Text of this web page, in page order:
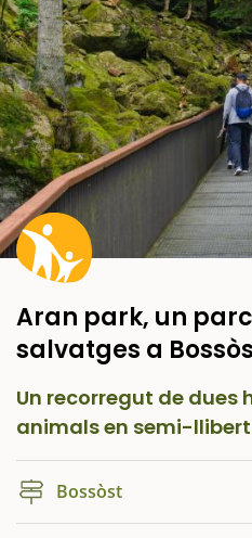
Aran park, un
salvatges a
Un recorregut de dues
animals en semi-
Bossòst